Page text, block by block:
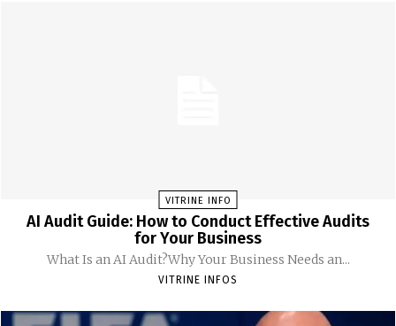
VITRINE INFO
AI Audit Guide: How to Conduct Effective Audits
for Your Business
What Is an AI Audit?Why Your Business Needs an...
VITRINE INFOS